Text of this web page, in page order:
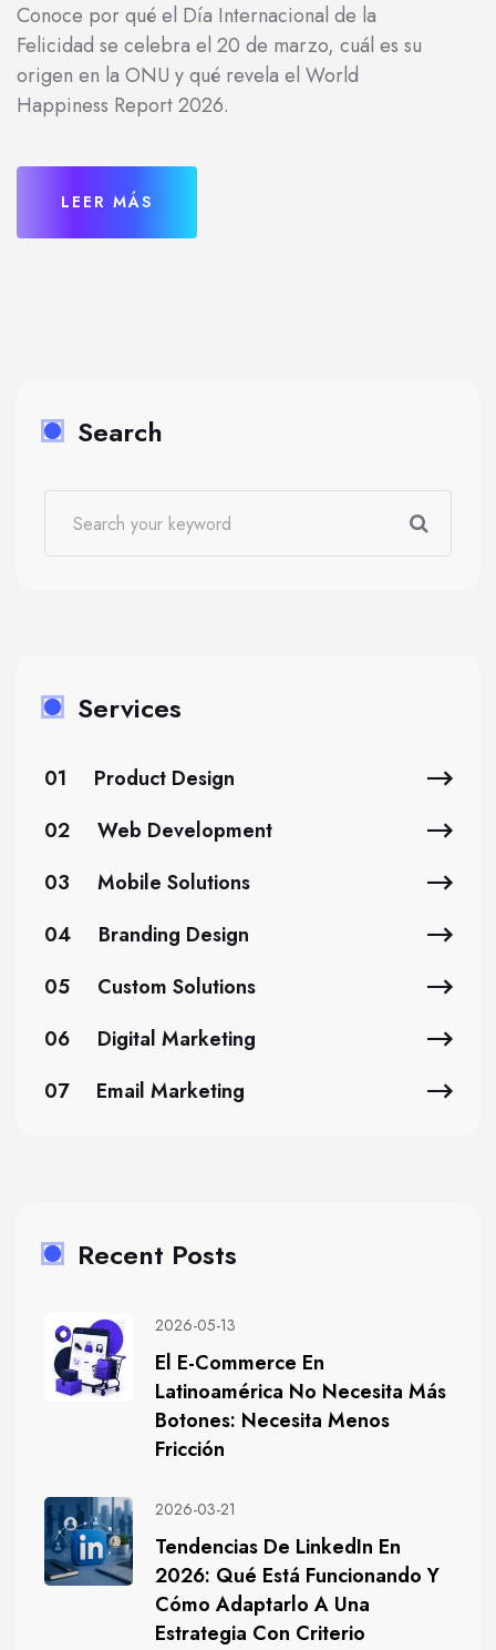
Conoce por qué el Día Internacional de la
Felicidad se celebra el 20 de marzo, cuál es su
origen en la ONU y qué revela el World
Happiness Report 2026.
LEER MÁS
Search
Services
01
Product Design
02
Web Development
03
Mobile Solutions
04
Branding Design
05
Custom Solutions
06
Digital Marketing
07
Email Marketing
Recent Posts
2026-05-13
El E-Commerce En
Latinoamérica No Necesita Más
Botones: Necesita Menos
Fricción
2026-03-21
Tendencias De LinkedIn En
2026: Qué Está Funcionando Y
Cómo Adaptarlo A Una
Estrategia Con Criterio